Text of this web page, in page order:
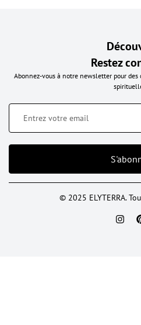
Restez
Abonnez-vous à notre newsletter pour
© 2025 ELYTERRA.